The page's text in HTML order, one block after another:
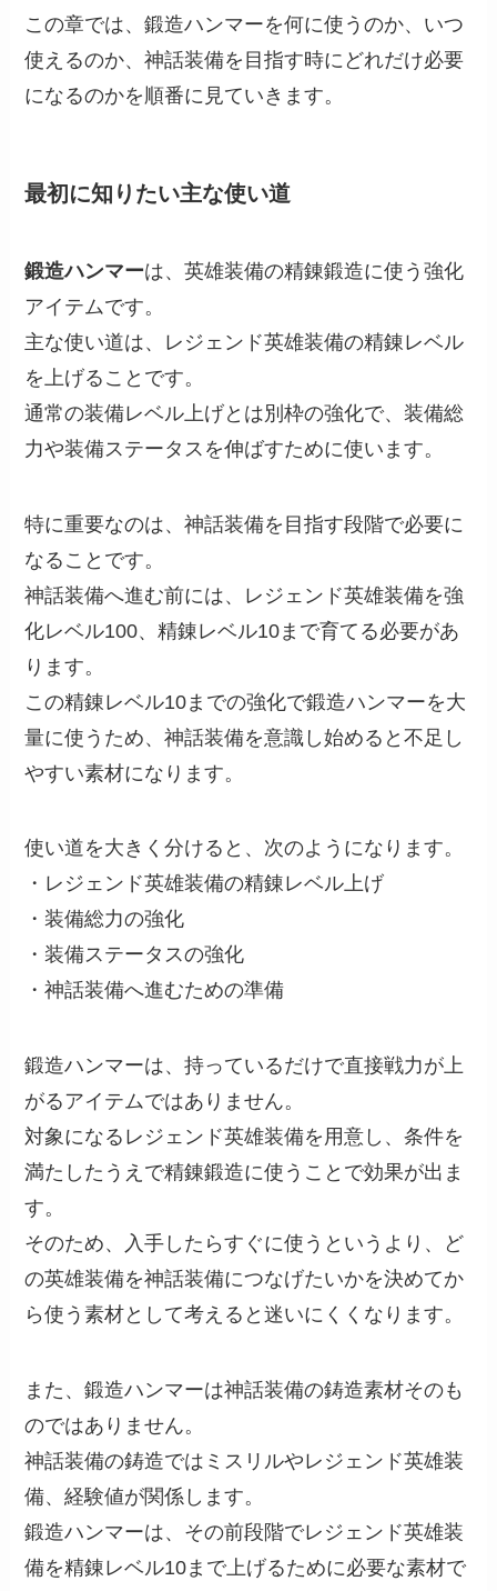
この章では、鍛造ハンマーを何に使うのか、いつ
使えるのか、神話装備を目指す時にどれだけ必要
になるのかを順番に見ていきます。
最初に知りたい主な使い道
鍛造ハンマーは、英雄装備の精錬鍛造に使う強化
アイテムです。
主な使い道は、レジェンド英雄装備の精錬レベル
を上げることです。
通常の装備レベル上げとは別枠の強化で、装備総
力や装備ステータスを伸ばすために使います。
特に重要なのは、神話装備を目指す段階で必要に
なることです。
神話装備へ進む前には、レジェンド英雄装備を強
化レベル100、精錬レベル10まで育てる必要があ
ります。
この精錬レベル10までの強化で鍛造ハンマーを大
量に使うため、神話装備を意識し始めると不足し
やすい素材になります。
使い道を大きく分けると、次のようになります。
・レジェンド英雄装備の精錬レベル上げ
・装備総力の強化
・装備ステータスの強化
・神話装備へ進むための準備
鍛造ハンマーは、持っているだけで直接戦力が上
がるアイテムではありません。
対象になるレジェンド英雄装備を用意し、条件を
満たしたうえで精錬鍛造に使うことで効果が出ま
す。
そのため、入手したらすぐに使うというより、ど
の英雄装備を神話装備につなげたいかを決めてか
ら使う素材として考えると迷いにくくなります。
また、鍛造ハンマーは神話装備の鋳造素材そのも
のではありません。
神話装備の鋳造ではミスリルやレジェンド英雄装
備、経験値が関係します。
鍛造ハンマーは、その前段階でレジェンド英雄装
備を精錬レベル10まで上げるために必要な素材で